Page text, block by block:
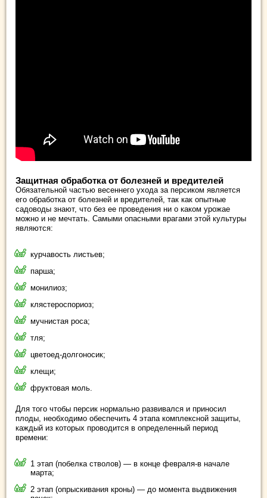
Защитная обработка от болезней и вредителей
Обязательной частью весеннего ухода за персиком является
его обработка от болезней и вредителей, так как опытные
садоводы знают, что без ее проведения ни о каком урожае
можно и не мечтать. Самыми опасными врагами этой культуры
являются:
курчавость листьев;
парша;
монилиоз;
клястероспориоз;
мучнистая роса;
тля;
цветоед-долгоносик;
клещи;
фруктовая моль.
Для того чтобы персик нормально развивался и приносил
плоды, необходимо обеспечить 4 этапа комплексной защиты,
каждый из которых проводится в определенный период
времени:
1 этап (побелка стволов) — в конце февраля-в начале
марта;
2 этап (опрыскивания кроны) — до момента выдвижения